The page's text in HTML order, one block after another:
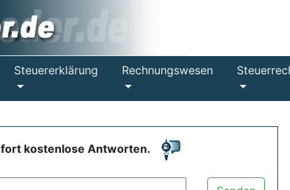
Steuererklärung Rechnungswesen
kostenlose Antworten.